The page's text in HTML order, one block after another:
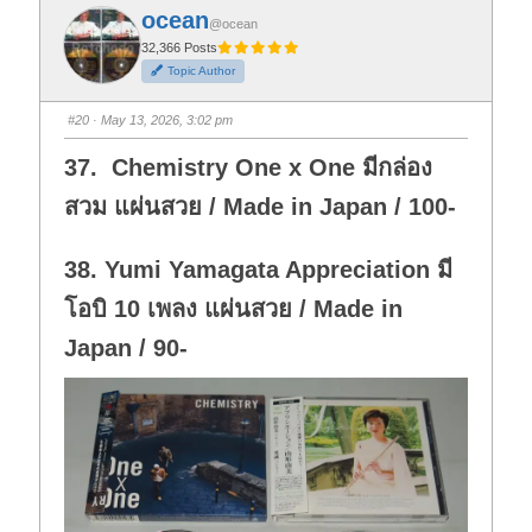
f
o
r
t
h
u
m
b
d
o
n
o
r
t
h
u
m
b
u
p
ocean@ocean
32,366 Posts
Topic Author
#20 · May 13, 2026, 3:02 pm
37. Chemistry One x One มีกล่อง
สวม แผ่นสวย / Made in Japan / 100-
38. Yumi Yamagata Appreciation มี
โอบิ 10 เพลง แผ่นสวย / Made in
Japan / 90-